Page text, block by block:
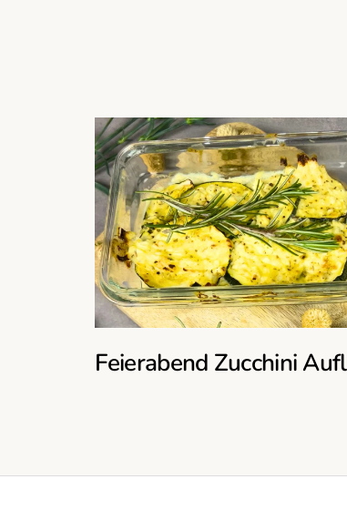
Feierabend Zucchini